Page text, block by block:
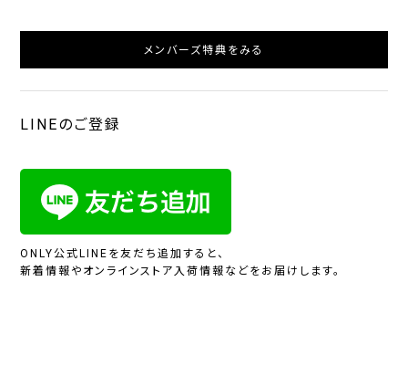
メンバーズ特典をみる
LINEのご登録
ONLY公式LINEを友だち追加すると、
新着情報やオンラインストア入荷情報などをお届けします。